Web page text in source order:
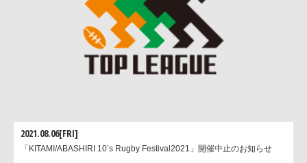
2021.08.06[FRI]
「KITAMI/ABASHIRI 10’s Rugby Festival2021」開催中止のお知らせ